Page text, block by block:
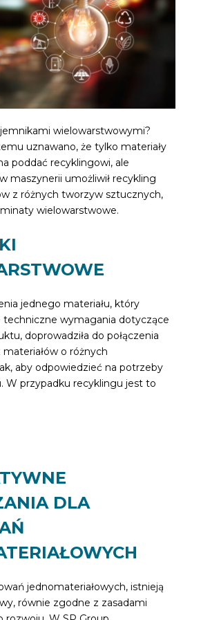
wielowarstwowymi?
uznawano, że tylko materiały
poddać recyklingowi, ale
maszynerii umożliwił recykling
z różnych tworzyw sztucznych,
wielowarstwowe.
jednego materiału, który
techniczne wymagania dotyczące
doprowadziła do połączenia
o różnych
aby odpowiedzieć na potrzeby
W przypadku recyklingu jest to
DLA
jednomateriałowych, istnieją
równie zgodne z zasadami